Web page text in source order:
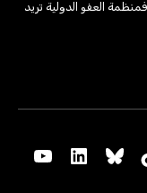
العفو الدولية تريد
Bluesky
LinkedIn
YouTube